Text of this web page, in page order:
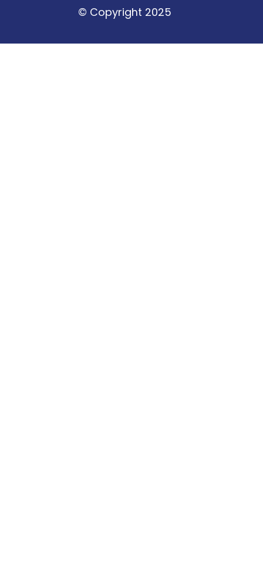
© Copyright 2025